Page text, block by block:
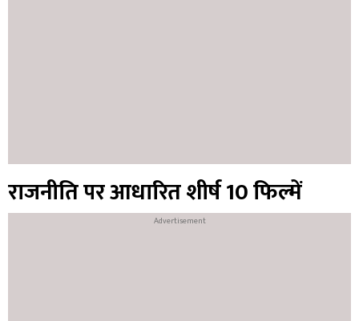
राजनीति पर आधारित शीर्ष 10 फिल्में